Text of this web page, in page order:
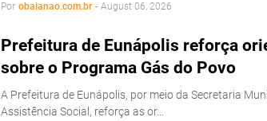
Por obaianao.com.br - August 06, 2026
Prefeitura de Eunápolis reforça
sobre o Programa Gás do Povo
A Prefeitura de Eunápolis, por meio da Secretaria
Assistência Social, reforça as or…